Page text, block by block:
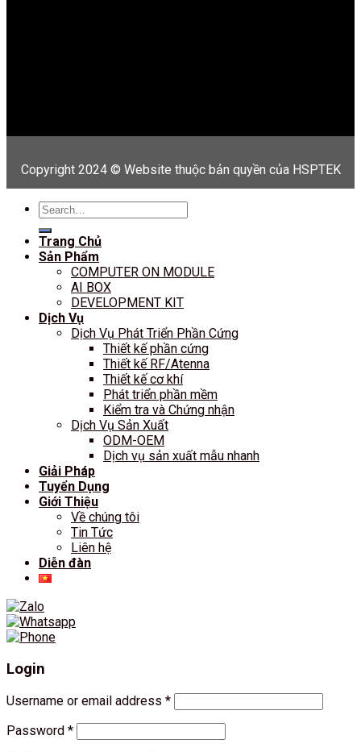
Copyright 2024 © Website thuộc bản quyền của HSPTEK
Search
for:
Trang Chủ
Sản Phẩm
COMPUTER ON MODULE
AI BOX
DEVELOPMENT KIT
Dịch Vụ
Dịch Vụ Phát Triển Phần Cứng
Thiết kế phần cứng
Thiết kế RF/Atenna
Thiết kế cơ khí
Phát triển phần mềm
Kiểm tra và Chứng nhận
Dịch Vụ Sản Xuất
ODM-OEM
Dịch vụ sản xuất mẫu nhanh
Giải Pháp
Tuyển Dụng
Giới Thiệu
Về chúng tôi
Tin Tức
Liên hệ
Diễn đàn
Login
Username or email address *
Password *